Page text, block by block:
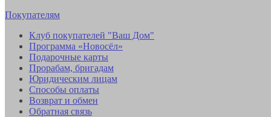
Покупателям
Клуб покупателей "Ваш Дом"
Программа «Новосёл»
Подарочные карты
Прорабам, бригадам
Юридическим лицам
Способы оплаты
Возврат и обмен
Обратная связь